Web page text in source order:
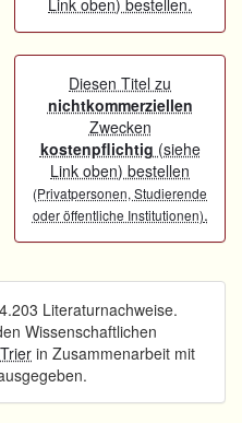
Link oben) bestellen.
Diesen Titel zu
nichtkommerziellen
Zwecken
kostenpflichtig (siehe
Link oben) bestellen
(Privatpersonen, Studierende
oder öffentliche Institutionen).
Literaturnachweise.
Wissenschaftlichen
Trier in Zusammenarbeit mit